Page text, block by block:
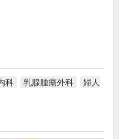
科 乳腺腫瘍外科
婦人